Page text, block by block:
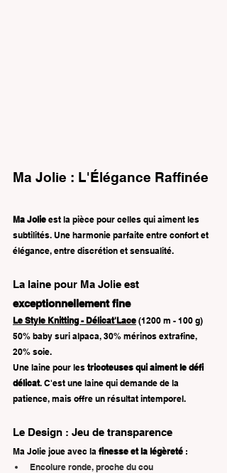
Ma Jolie : L'Élégance Raffinée
Ma Jolie est la pièce pour celles qui aiment les
subtilités. Une harmonie parfaite entre confort et
élégance, entre discrétion et sensualité.
La laine pour Ma Jolie est
exceptionnellement fine
Le Style Knitting - Délicat'Lace (1200 m - 100 g)
50% baby suri alpaca, 30% mérinos extrafine,
20% soie.
Une laine pour les tricoteuses qui aiment le défi
délicat. C'est une laine qui demande de la
patience, mais offre un résultat intemporel.
Le Design : Jeu de transparence
Ma Jolie joue avec la finesse et la légèreté :
Encolure ronde, proche du cou